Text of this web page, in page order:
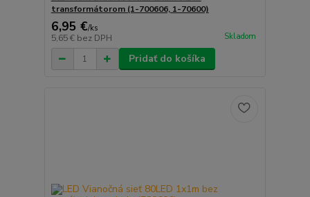
transformátorom (1-700606, 1-70600)
6,95 €/ks
5,65 € bez DPH Skladom
Pridať do košíka